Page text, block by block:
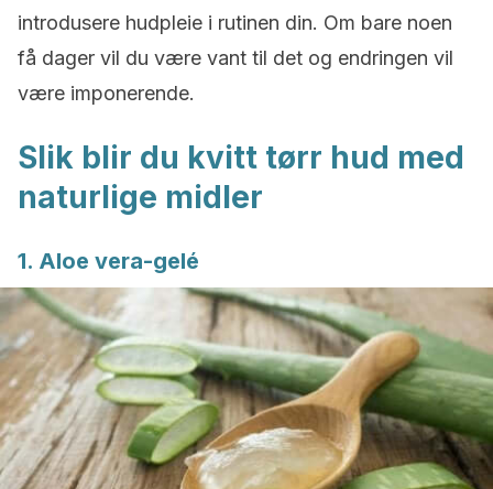
introdusere hudpleie i rutinen din. Om bare noen
få dager vil du være vant til det og endringen vil
være imponerende.
Slik blir du kvitt tørr hud med
naturlige midler
1. Aloe vera-gelé